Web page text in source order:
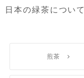
日本の緑茶について
煎茶